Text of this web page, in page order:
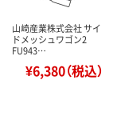
山崎産業株式会社 サイ
ドメッシュワゴン2
FU943…
¥6,380（税込）